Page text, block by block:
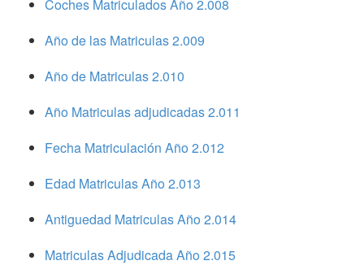
Coches Matriculados Año 2.008
Año de las Matriculas 2.009
Año de Matriculas 2.010
Año Matriculas adjudicadas 2.011
Fecha Matriculación Año 2.012
Edad Matriculas Año 2.013
Antiguedad Matriculas Año 2.014
Matriculas Adjudicada Año 2.015